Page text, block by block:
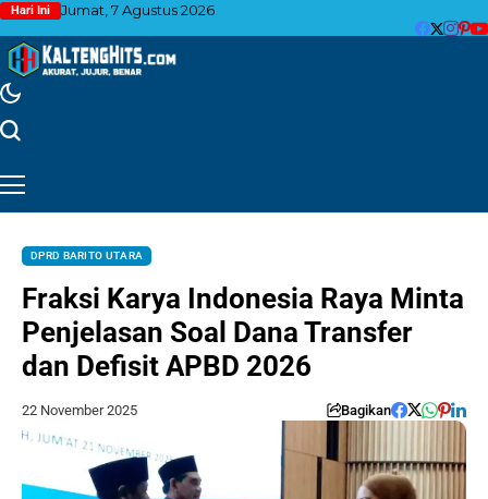
Hari Ini Jumat, 7 Agustus 2026
DPRD BARITO UTARA
Fraksi Karya Indonesia Raya Minta
Penjelasan Soal Dana Transfer
dan Defisit APBD 2026
22 November 2025 Bagikan